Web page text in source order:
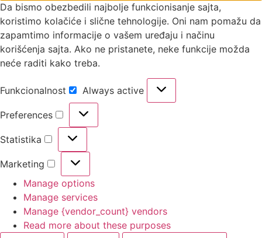
Da bismo obezbedili najbolje funkcionisanje sajta,
koristimo kolačiće i slične tehnologije. Oni nam pomažu da
zapamtimo informacije o vašem uređaju i načinu
korišćenja sajta. Ako ne pristanete, neke funkcije možda
neće raditi kako treba.
Funkcionalnost Funkcionalnost
Always active
Preferences
Preferences
Statistika
Statistika
Marketing
Marketing
Manage options
Manage services
Manage {vendor_count} vendors
Read more about these purposes